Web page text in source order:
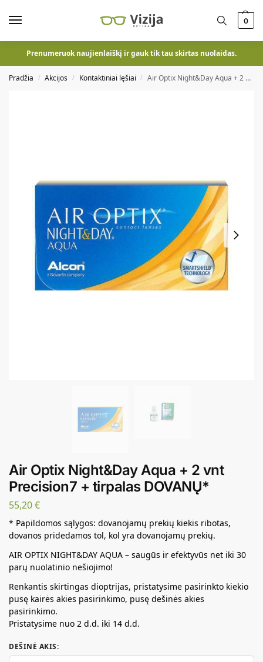
0
Prenumeruok naujienlaiškį ir gauk tik tau skirtas nuolaidas.
Pradžia / Akcijos / Kontaktiniai lęšiai / Air Optix Night&Day Aqua + 2 vnt Precision7 + tirpalas DOVANŲ*
Air Optix Night&Day Aqua + 2 vnt
Precision7 + tirpalas DOVANŲ*
55,20€
* Papildomos sąlygos: dovanojamų prekių kiekis ribotas,
dovanos pridedamos tol, kol yra dovanojamų prekių.
AIR OPTIX NIGHT&DAY AQUA – saugūs ir efektyvūs net iki 30
parų nuolatinio nešiojimo!
Renkantis skirtingas dioptrijas, pristatysime pasirinkto kiekio
pusę kairės akies pasirinkimo, pusę dešinės akies
pasirinkimo.
Pristatysime nuo 2 d.d. iki 14 d.d.
DEŠINĖ AKIS: